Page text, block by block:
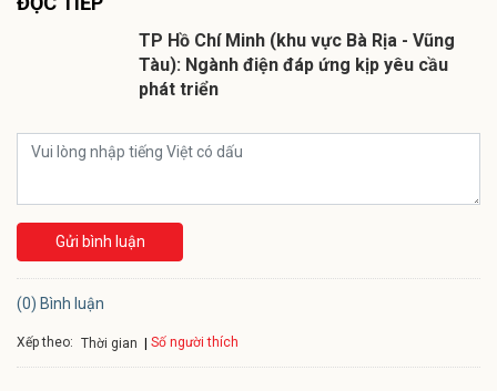
TP Hồ Chí Minh (khu vực Bà Rịa - Vũng
Tàu): Ngành điện đáp ứng kịp yêu cầu
phát triển
Gửi bình luận
(0) Bình luận
Xếp theo: Thời gian Số người thích